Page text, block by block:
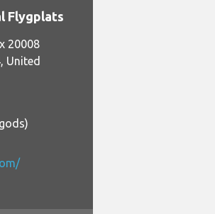
Flygplats
20008
United